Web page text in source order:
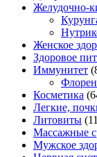
Желудочно-
Женское
Здоровое
Иммунитет
Косметика
Легкие,
Литовиты
Массажные
Мужское